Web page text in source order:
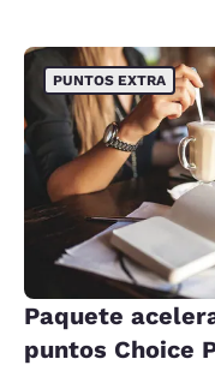
PUNTOS EXTRA
Paquete
puntos Choice